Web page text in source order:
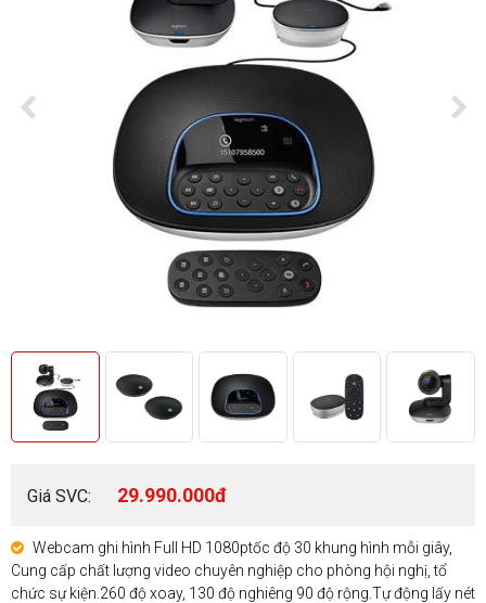
Giá SVC: 29.990.000đ
Webcam ghi hình Full HD 1080ptốc độ 30 khung hình mỗi giây,
Cung cấp chất lượng video chuyên nghiệp cho phòng hội nghị, tổ
chức sự kiện.260 độ xoay, 130 độ nghiêng 90 độ rộng.Tự động lấy nét